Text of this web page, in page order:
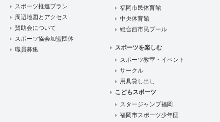
スポーツ推進プラン
周辺地図とアクセス
賛助会について
スポーツ協会加盟団体
職員募集
福岡市民体育館
中央体育館
総合西市民プール
スポーツを楽しむ
スポーツ教室・イベント
サークル
用具貸し出し
こどもスポーツ
スタージャンプ福岡
福岡市スポーツ少年団